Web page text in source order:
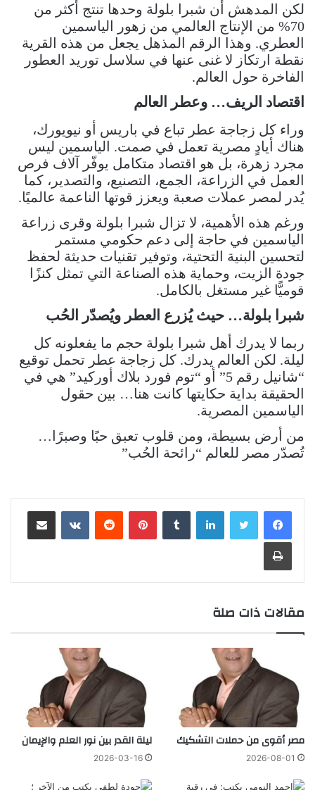
لكن المدهش أن شبرا بلولة وحدها تنتج أكثر من
70% من الإنتاج العالمي من زهور الياسمين
العطري. وهذا الرقم المذهل يجعل من هذه القرية
نقطة ارتكاز لا غنى عنها في سلاسل توريد العطور
الفاخرة حول العالم.
اقتصاد الريف… وعطر العالم
وراء كل زجاجة عطر تباع في باريس أو نيويورك،
هناك أيادٍ مصرية تعمل في صمت. الياسمين ليس
مجرد زهرة، بل هو اقتصاد متكامل يوفّر آلاف فرص
العمل في الزراعة، الجمع، التصنيع، والتصدير، كما
يُدر لمصر عملات صعبة ويعزز قوتها الناعمة عالميًا.
ورغم هذه الأهمية، لا تزال شبرا بلولة وقرى زراعة
الياسمين في حاجة إلى دعم حكومي مستمر
لتحسين البنية التحتية، وتوفير تقنيات حديثة لحفظ
جودة الزيت، وحماية هذه الصناعة التي تمثل كنزًا
قوميًّا غير مستغل بالكامل.
شبرا بلولة… حيث يُزرع العطر ويُصدّر الحُب
ربما لا يدرك أهل شبرا بلولة حجم ما يفعلونه كل
ليلة. لكن العالم يدرك. كل زجاجة عطر تحمل توقيع
“شانيل رقم 5” أو “توم فورد بلاك أوركيد” هي في
الحقيقة بداية حكايتها كانت هنا… بين حقول
الياسمين المصرية.
من أرض بسيطة، ومن قلوب تعبق حبًا وصبرًا…
تُصدّر مصر للعالم “رائحة الحُب”
لينكدإن بينتيريست
مقالات ذات صلة
مصر أقوى من حملات التشكيك
2026-08-01
ليلة القدر بين نور العلم والإيمان
2026-03-16